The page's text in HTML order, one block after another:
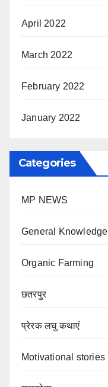
April 2022
March 2022
February 2022
January 2022
Categories
MP NEWS
General Knowledge
Organic Farming
छतरपुर
प्रेरक लघु कथाएं
Motivational stories